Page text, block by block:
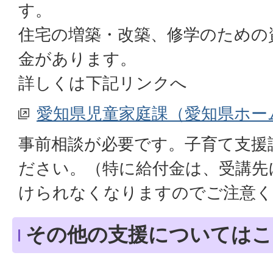
す。
住宅の増築・改築、修学のため
金があります。
詳しくは下記リンクへ
愛知県児童家庭課（愛知県ホ
事前相談が必要です。子育て支
ださい。（特に給付金は、受講
けられなくなりますのでご注意
その他の支援については